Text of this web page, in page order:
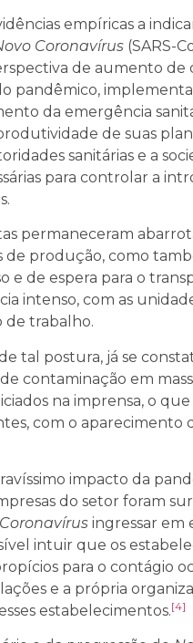
empíricas a
Coronavírus (SARS-
de aumento
pandêmico,
da emergência
de suas
sanitárias e a
para controlar a
permaneceram
de produção, como
e de espera para o
intenso, com as
de trabalho.
tal postura, já se
contaminação em
na imprensa, o
com o
impacto da
do setor foram
ingressar em
intuir que os
para o contágio
e a própria
estabelecimentos.[4]